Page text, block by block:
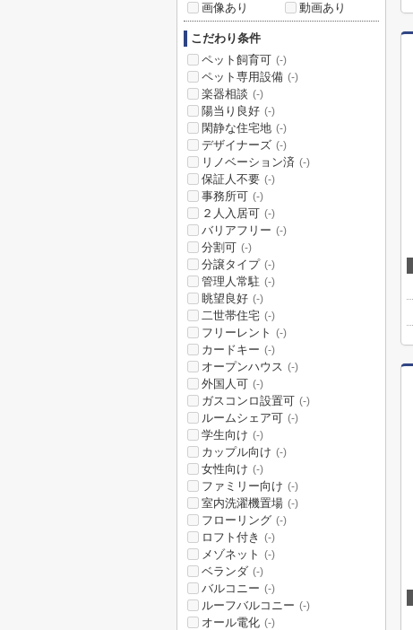
画像あり
動画あり
こだわり条件
ペット飼育可 (-)
ペット専用設備 (-)
楽器相談 (-)
陽当り良好 (-)
閑静な住宅地 (-)
デザイナーズ (-)
リノベーション済 (-)
保証人不要 (-)
事務所可 (-)
２人入居可 (-)
バリアフリー (-)
分割可 (-)
分譲タイプ (-)
管理人常駐 (-)
眺望良好 (-)
二世帯住宅 (-)
フリーレント (-)
カードキー (-)
オープンハウス (-)
外国人可 (-)
ガスコンロ設置可 (-)
ルームシェア可 (-)
学生向け (-)
カップル向け (-)
女性向け (-)
ファミリー向け (-)
室内洗濯機置場 (-)
フローリング (-)
ロフト付き (-)
メゾネット (-)
ベランダ (-)
バルコニー (-)
ルーフバルコニー (-)
オール電化 (-)